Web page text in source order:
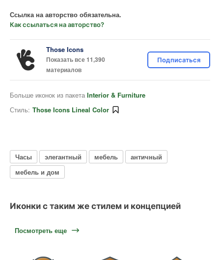
Ссылка на авторство обязательна.
Как ссылаться на авторство?
Those Icons
Показать все 11,390
материалов
Подписаться
Больше иконок из пакета Interior & Furniture
Стиль: Those Icons Lineal Color
Часы элегантный мебель
античный
мебель и дом
Иконки с таким же стилем и концепцией
Посмотреть еще